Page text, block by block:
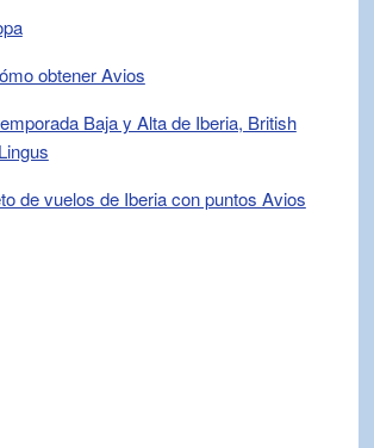
obtener Avios
Baja y Alta de Iberia, British
de vuelos de Iberia con puntos Avios